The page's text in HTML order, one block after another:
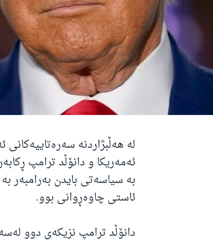
لە هەڵبژاردنە
ئەمەریکا و دانۆڵد ترامپ
بە سیاسەتی بایدن بەرامبەر
ئاستی چاوەڕوانی بوو.
دانۆڵد ترامپ نزیکەی دوو